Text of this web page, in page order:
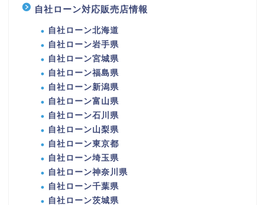
自社ローン対応販売店情報
自社ローン北海道
自社ローン岩手県
自社ローン宮城県
自社ローン福島県
自社ローン新潟県
自社ローン富山県
自社ローン石川県
自社ローン山梨県
自社ローン東京都
自社ローン埼玉県
自社ローン神奈川県
自社ローン千葉県
自社ローン茨城県